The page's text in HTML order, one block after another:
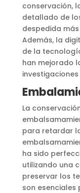
conservación,
detallado de
despedida
Además, la
de la
han mejorado
La
para retardar
ha sido
utilizando una
preservar los
son esenciales